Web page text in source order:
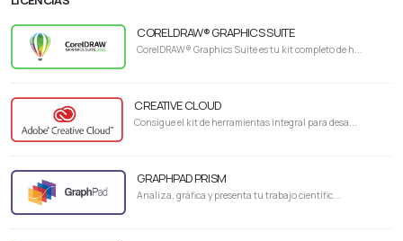
CORELDRAW® GRAPHICS SUITE
CorelDRAW® Graphics Suite es tu kit completo de h...
CREATIVE CLOUD
Consigue el kit de herramientas integral para desa...
GRAPHPAD PRISM
Analiza, gráfica y presenta tu trabajo científic...